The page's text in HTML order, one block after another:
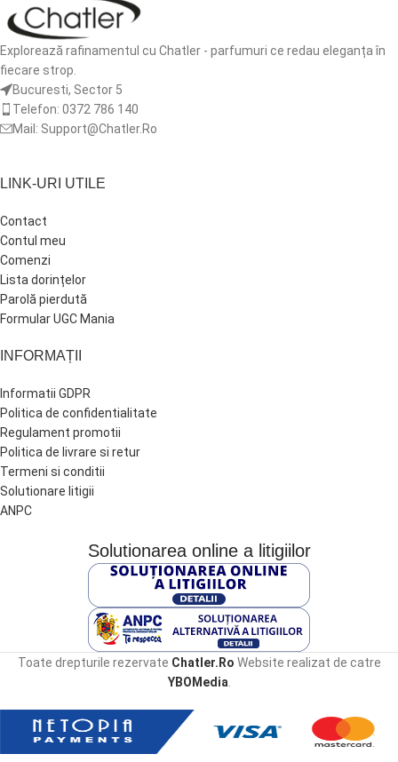
Explorează rafinamentul cu Chatler - parfumuri ce redau eleganța în
fiecare strop.
Bucuresti, Sector 5
Telefon: 0372 786 140
Mail: Support@Chatler.Ro
LINK-URI UTILE
Contact
Contul meu
Comenzi
Lista dorințelor
Parolă pierdută
Formular UGC Mania
INFORMAȚII
Informatii GDPR
Politica de confidentialitate
Regulament promotii
Politica de livrare si retur
Termeni si conditii
Solutionare litigii
ANPC
Solutionarea online a litigiilor
Toate drepturile rezervate Chatler.Ro Website realizat de catre
YBOMedia